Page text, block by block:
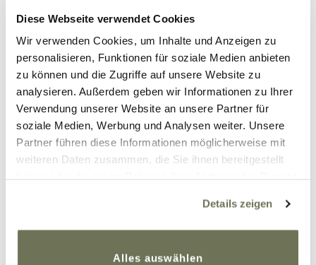
Diese Webseite verwendet Cookies
Wir verwenden Cookies, um Inhalte und Anzeigen zu
personalisieren, Funktionen für soziale Medien anbieten
zu können und die Zugriffe auf unsere Website zu
analysieren. Außerdem geben wir Informationen zu Ihrer
Verwendung unserer Website an unsere Partner für
soziale Medien, Werbung und Analysen weiter. Unsere
Partner führen diese Informationen möglicherweise mit
weiteren Daten zusammen, die Sie ihnen bereitgestellt
Cookies, wenn Sie unsere Webseite weiterhin nutzen.
Weitere Informationen finden Sie in unserer
Details zeigen
Alles auswählen
P. S.: Meine liebsten Online
Shoppingmöglichkeiten findet ihr unter:
www.misslovett.com
www.therockshop.de